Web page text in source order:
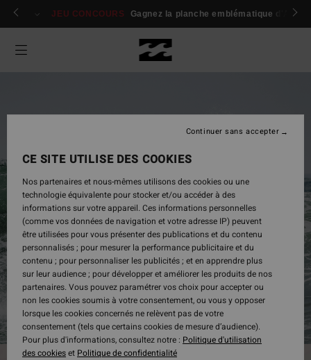
Se connecter / s'inscrire
JEU CONCOURS Gagnez la planche emblématique d'Andy
Homme
Acheter
CE SITE UTILISE DES COOKIES
Nos partenaires et nous-mêmes utilisons des cookies ou une
technologie équivalente pour stocker et/ou accéder à des
informations sur votre appareil. Ces informations personnelles
(comme vos données de navigation et votre adresse IP) peuvent
être utilisées pour vous présenter des publications et du contenu
personnalisés ; pour mesurer la performance publicitaire et du
contenu ; pour personnaliser les publicités ; et en apprendre plus
sur leur audience ; pour développer et améliorer les produits de nos
partenaires. Vous pouvez paramétrer vos choix pour accepter ou
non les cookies soumis à votre consentement, ou vous y opposer
lorsque les cookies concernés ne relèvent pas de votre
consentement (tels que certains cookies de mesure d’audience).
Pour plus d'informations, consultez notre : Politique d'utilisation
des cookieset Politique de confidentialité
Continuer sans accepter